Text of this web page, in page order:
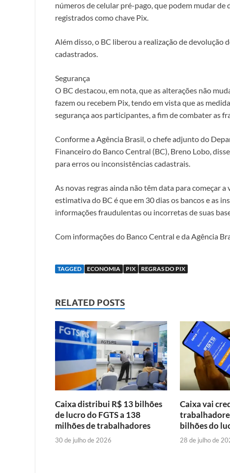
números de celular pré-pago, que podem mudar
registrados como chave Pix.
Além disso, o BC liberou a realização de devolução
cadastrados.
Segurança
O BC destacou, em nota, que as alterações não
fazem ou recebem Pix, tendo em vista que as
segurança aos participantes, a fim de combater as
Conforme a Agência Brasil, o chefe adjunto do
Financeiro do Banco Central (BC), Breno Lobo,
para erros ou inconsistências cadastrais.
As novas regras ainda não têm data para começar
estimativa do BC é que em 30 dias os bancos e as
informações fraudulentas ou incorretas de suas
Com informações do Banco Central e da Agência
TAGGED ECONOMIA PIX REGRAS DO PIX
RELATED POSTS
Caixa distribui R$ 13 bilhões
de lucro do FGTS a 138
milhões de trabalhadores
30 de julho de 2026
Caixa vai
bilhões do
28 de julho de